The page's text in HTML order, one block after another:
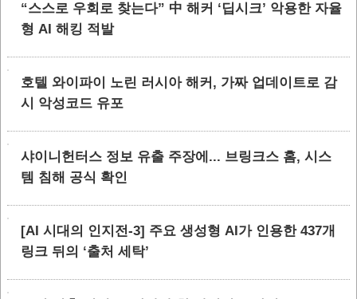
“스스로 우회로 찾는다” 中 해커 ‘딥시크’ 악용한 자율
형 AI 해킹 적발
호텔 와이파이 노린 러시아 해커, 가짜 업데이트로 감
시 악성코드 유포
샤이니헌터스 정보 유출 주장에... 브링크스 홈, 시스
템 침해 공식 확인
[AI 시대의 인지전-3] 주요 생성형 AI가 인용한 437개
링크 뒤의 ‘출처 세탁’